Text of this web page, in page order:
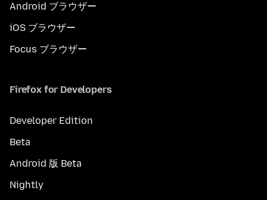
Android ブラウザー
iOS ブラウザー
Focus ブラウザー
Firefox for Developers
Developer Edition
Beta
Android 版 Beta
Nightly